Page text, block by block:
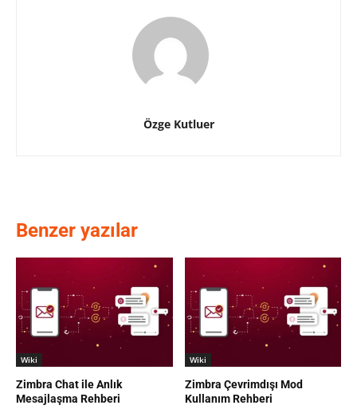
Özge Kutluer
Benzer yazılar
Wiki
Zimbra Chat ile Anlık
Mesajlaşma Rehberi
Wiki
Zimbra Çevrimdışı Mod
Kullanım Rehberi